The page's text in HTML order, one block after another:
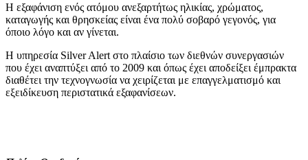
Η εξαφάνιση ενός ατόμου ανεξαρτήτως ηλικίας, χρώματος,
καταγωγής και θρησκείας είναι ένα πολύ σοβαρό γεγονός, για
όποιο λόγο και αν γίνεται.
Η υπηρεσία Silver Alert στο πλαίσιο των διεθνών συνεργασιών
που έχει αναπτύξει από το 2009 και όπως έχει αποδείξει έμπρακτα
διαθέτει την τεχνογνωσία να χειρίζεται με επαγγελματισμό και
εξειδίκευση περιστατικά εξαφανίσεων.